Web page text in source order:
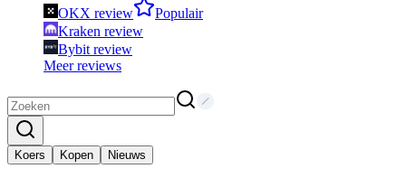
OKX review
Populair
Kraken review
Bybit review
Meer reviews
Koers Kopen Nieuws